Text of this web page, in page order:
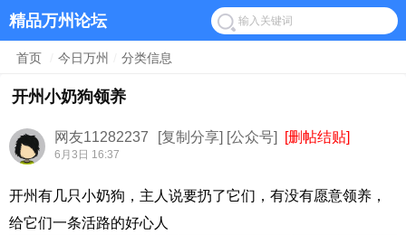
精品万州论坛
首页 今日万州 分类信息
开州小奶狗领养
网友11282237
6月3日 16:37
[复制分享] [公众号] [删帖结贴]
开州有几只小奶狗，主人说要扔了它们，有没有愿意领养，
给它们一条活路的好心人